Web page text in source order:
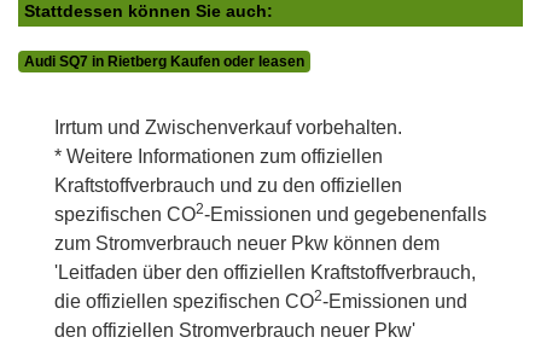
Stattdessen können Sie auch:
Audi SQ7 in Rietberg Kaufen oder leasen
Irrtum und Zwischenverkauf vorbehalten.
* Weitere Informationen zum offiziellen
Kraftstoffverbrauch und zu den offiziellen
spezifischen CO2-Emissionen und gegebenenfalls
zum Stromverbrauch neuer Pkw können dem
'Leitfaden über den offiziellen Kraftstoffverbrauch,
die offiziellen spezifischen CO2-Emissionen und
den offiziellen Stromverbrauch neuer Pkw'